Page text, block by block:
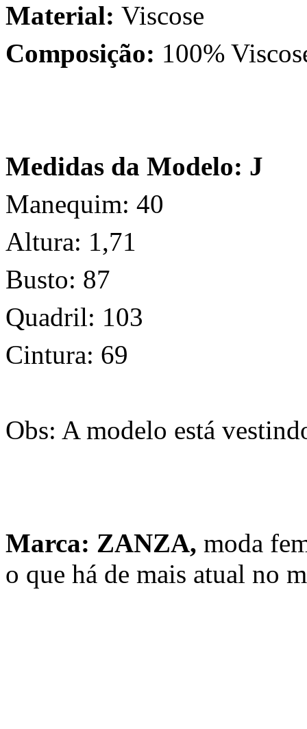
Material: Viscose
Composição: 100%
Medidas da Modelo: J
Manequim: 40
Altura: 1,71
Busto: 87
Quadril: 103
Cintura: 69
Obs: A modelo está
Marca: ZANZA, moda
o que há de mais atual no